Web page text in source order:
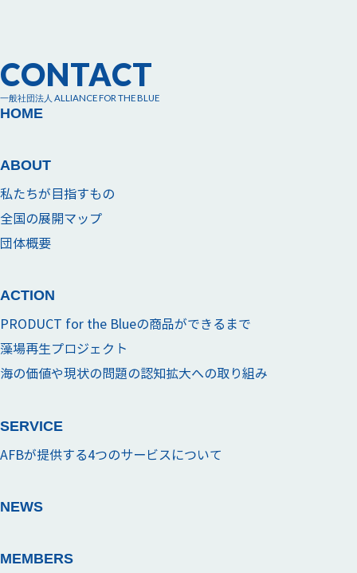
CONTACT
一般社団法人 ALLIANCE FOR THE BLUE
HOME
ABOUT
私たちが目指すもの
全国の展開マップ
団体概要
ACTION
PRODUCT for the Blueの商品ができるまで
藻場再生プロジェクト
海の価値や現状の問題の認知拡大への取り組み
SERVICE
AFBが提供する4つのサービスについて
NEWS
MEMBERS